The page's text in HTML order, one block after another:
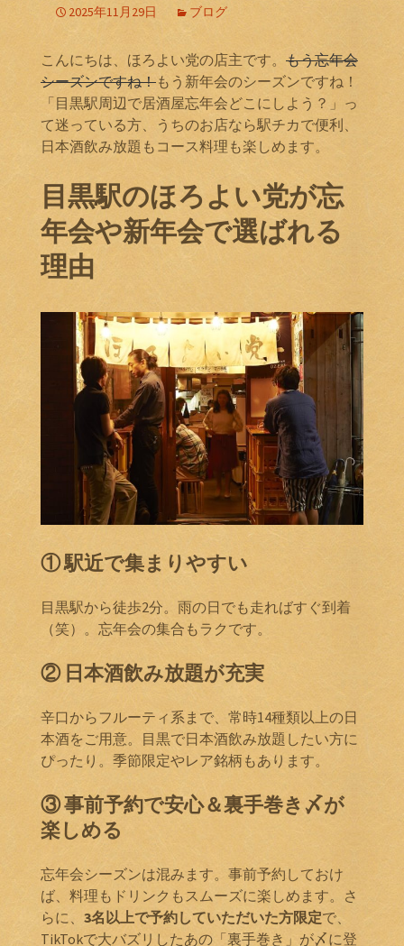
2025年11月29日 ブログ
こんにちは、ほろよい党の店主です。 もう忘年会
シーズンですね！もう新年会のシーズンですね！
「目黒駅周辺で居酒屋忘年会どこにしよう？」っ
て迷っている方、うちのお店なら駅チカで便利、
日本酒飲み放題もコース料理も楽しめます。
目黒駅のほろよい党が忘
年会や新年会で選ばれる
理由
① 駅近で集まりやすい
目黒駅から徒歩2分。雨の日でも走ればすぐ到着
（笑）。忘年会の集合もラクです。
② 日本酒飲み放題が充実
辛口からフルーティ系まで、常時14種類以上の日
本酒をご用意。目黒で日本酒飲み放題したい方に
ぴったり。季節限定やレア銘柄もあります。
③ 事前予約で安心＆裏手巻き〆が
楽しめる
忘年会シーズンは混みます。事前予約しておけ
ば、料理もドリンクもスムーズに楽しめます。さ
らに、 3名以上で予約していただいた方限定で、
TikTokで大バズリしたあの「裏手巻き」が〆に登